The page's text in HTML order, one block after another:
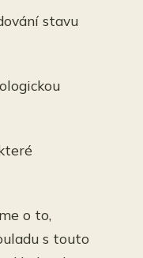
stavu
o to,
s touto